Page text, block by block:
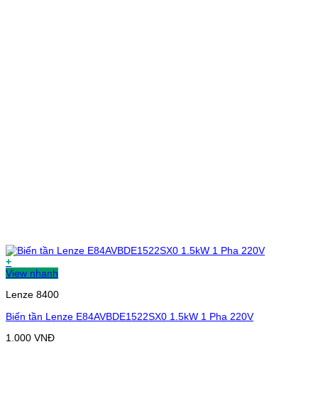
+
View nhanh
Lenze 8400
Biến tần Lenze E84AVBDE1522SX0 1.5kW 1 Pha 220V
1.000 VNĐ